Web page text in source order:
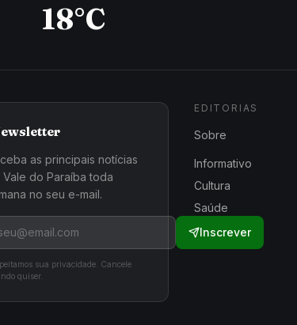
18°C
as principais notícias
Vale do Paraíba toda
no seu e-mail.
Inscrever
sua privacidade. Cancele
quiser.
EDITORIAS
Sobre
Informativo
Cultura
Saúde